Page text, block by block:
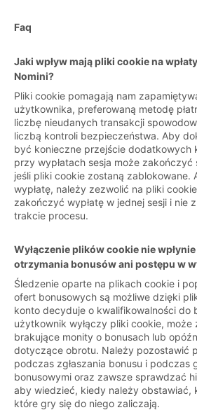
Faq
Jaki wpływ mają pliki cookie na
Nomini?
Pliki cookie pomagają nam
użytkownika, preferowaną metodę
liczbę nieudanych transakcji
liczbą kontroli bezpieczeństwa. Aby
być konieczne przejście dodatkowych
przy wypłatach sesja może zakończyć
jeśli pliki cookie zostaną zablokowane.
wypłatę, należy zezwolić na pliki
zakończyć wypłatę w jednej sesji i nie
trakcie procesu.
Wyłączenie plików cookie nie
otrzymania bonusów ani postępu w
Śledzenie oparte na plikach cookie i
ofert bonusowych są możliwe dzięki
konto decyduje o kwalifikowalności do
użytkownik wyłączy pliki cookie,
brakujące monity o bonusach lub
dotyczące obrotu. Należy pozostawić
podczas zgłaszania bonusu i podczas
bonusowymi oraz zawsze sprawdzać
aby wiedzieć, kiedy należy obstawiać,
które gry się do niego zaliczają.